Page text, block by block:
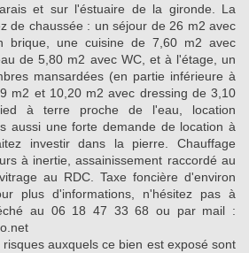
et sur l'éstuaire de la gironde. La
de chaussée : un séjour de 26 m2 avec
brique, une cuisine de 7,60 m2 avec
de 5,80 m2 avec WC, et à l'étage, un
mansardées (en partie inférieure à
m2 et 10,20 m2 avec dressing de 3,10
à terre proche de l'eau, location
aussi une forte demande de location à
investir dans la pierre. Chauffage
à inertie, assainissement raccordé au
au RDC. Taxe foncière d'environ
plus d'informations, n'hésitez pas à
au 06 18 47 33 68 ou par mail :
auxquels ce bien est exposé sont